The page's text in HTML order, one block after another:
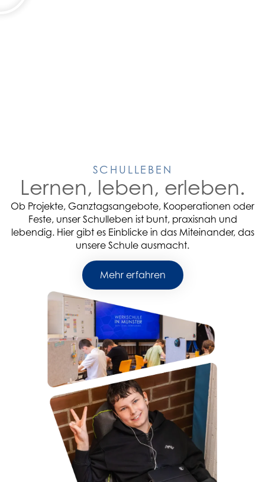
SCHULLEBEN
Lernen, leben, erleben.
Ob Projekte, Ganztagsangebote, Kooperationen oder
Feste, unser Schulleben ist bunt, praxisnah und
lebendig. Hier gibt es Einblicke in das Miteinander, das
unsere Schule ausmacht.
Mehr erfahren